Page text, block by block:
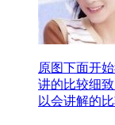
原图下面开
讲的比较细
以会讲解的